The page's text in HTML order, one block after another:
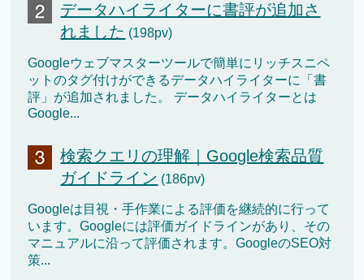
データハイライターに書評が追加さ
れました (198pv)
Googleウェブマスターツールで簡単にリッチスニペ
ットのタグ付けができるデータハイライターに「書
評」が追加されました。 データハイライターとは
Google...
検索クエリの理解｜Google検索品質
ガイドライン (186pv)
Googleは目視・手作業による評価を継続的に行って
います。Googleには評価ガイドラインがあり、その
マニュアルに沿って評価されます。GoogleのSEO対
策...